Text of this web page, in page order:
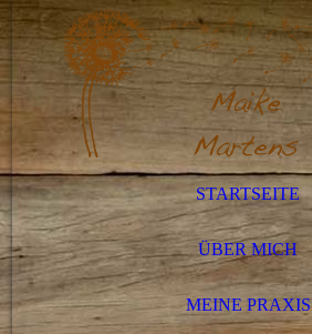
STARTSEITE
ÜBER MICH
MEINE PRAXIS